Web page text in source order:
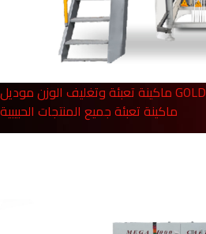
ماكينة تعبئة وتغليف الوزن موديل GOLD
ماكينة تعبئة جميع المنتجات الحبيبية